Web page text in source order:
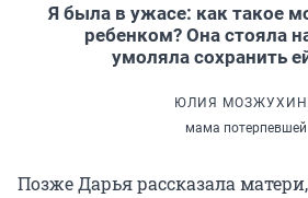
Я была в ужасе: как такое
ребенком? Она стояла
умоляла сохранить
ЮЛИЯ
мама потерпевшей
Позже Дарья рассказала